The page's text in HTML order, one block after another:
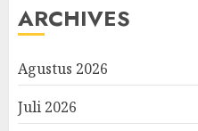
ARCHIVES
Agustus 2026
Juli 2026